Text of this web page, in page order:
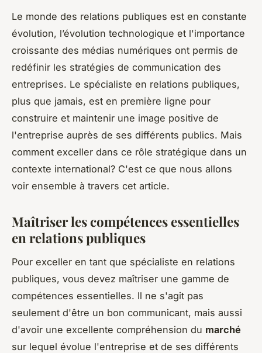
Le monde des relations publiques est en constante
évolution, l’évolution technologique et l'importance
croissante des médias numériques ont permis de
redéfinir les stratégies de communication des
entreprises. Le spécialiste en relations publiques,
plus que jamais, est en première ligne pour
construire et maintenir une image positive de
l'entreprise auprès de ses différents publics. Mais
comment exceller dans ce rôle stratégique dans un
contexte international? C'est ce que nous allons
voir ensemble à travers cet article.
Maîtriser les compétences essentielles
en relations publiques
Pour exceller en tant que spécialiste en relations
publiques, vous devez maîtriser une gamme de
compétences essentielles. Il ne s'agit pas
seulement d'être un bon communicant, mais aussi
d'avoir une excellente compréhension du marché
sur lequel évolue l'entreprise et de ses différents